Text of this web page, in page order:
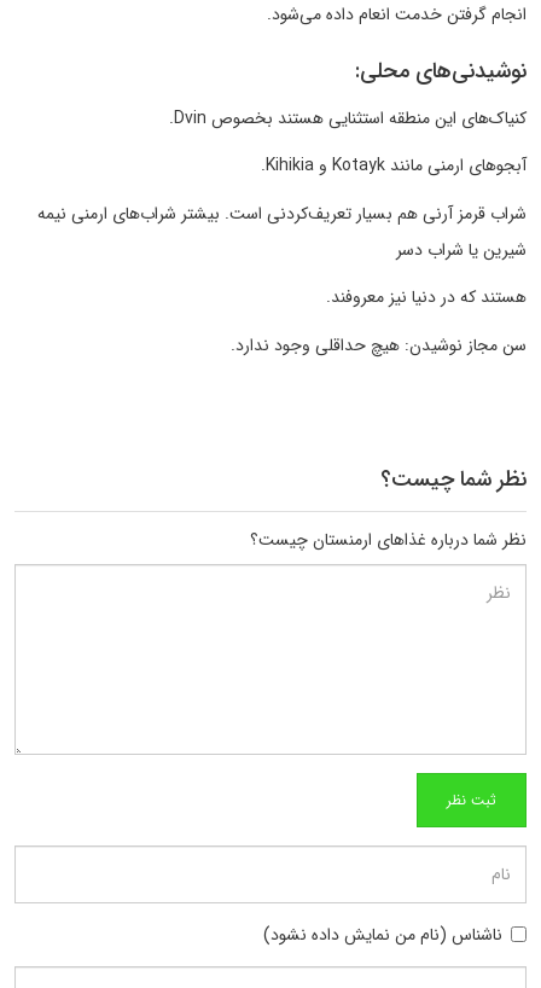
انجام گرفتن خدمت انعام داده می‌شود.
نوشیدنی‌های محلی:
کنیاک‌های این منطقه استثنایی هستند بخصوص Dvin.
آبجوهای ارمنی مانند Kotayk و Kihikia.
شراب قرمز آرنی هم بسیار تعریف‌کردنی است. بیشتر شراب‌های ارمنی نیمه
شیرین یا شراب دسر
هستند که در دنیا نیز معروفند.
سن مجاز نوشیدن: هیچ حداقلی وجود ندارد.
نظر شما چیست؟
نظر شما درباره غذاهای ارمنستان چیست؟
ناشناس (نام من نمایش داده نشود)